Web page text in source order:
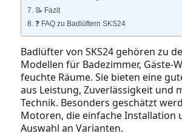
📝 Fazit
❓ FAQ zu Badlüftern SKS24
Badlüfter von SKS24 gehören zu
Modellen für Badezimmer,
feuchte Räume. Sie bieten eine
aus Leistung, Zuverlässigkeit und
Technik. Besonders geschätzt
Motoren, die einfache Installation
Auswahl an Varianten.